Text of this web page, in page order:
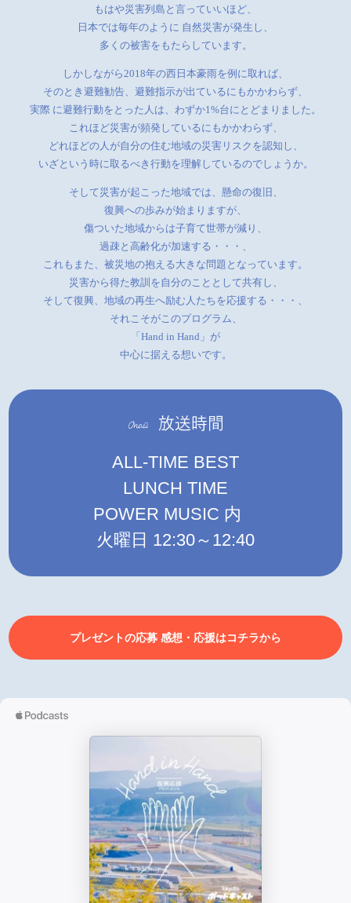
もはや災害列島と言っていいほど、
日本では毎年のように 自然災害が発生し、
多くの被害をもたらしています。
しかしながら2018年の西日本豪雨を例に取れば、
そのとき避難勧告、避難指示が出ているにもかかわらず、
実際 に避難行動をとった人は、わずか1%台にとどまりました。
これほど災害が頻発しているにもかかわらず、
どれほどの人が自分の住む地域の災害リスクを認知し、
いざという時に取るべき行動を理解しているのでしょうか。
そして災害が起こった地域では、懸命の復旧、
復興への歩みが始まりますが、
傷ついた地域からは子育て世帯が減り、
過疎と高齢化が加速する・・・、
これもまた、被災地の抱える大きな問題となっています。
災害から得た教訓を自分のこととして共有し、
そして復興、地域の再生へ励む人たちを応援する・・・、
それこそがこのプログラム、
「Hand in Hand」が
中心に据える想いです。
ALL-TIME BEST
LUNCH TIME
POWER MUSIC 内
火曜日 12:30～12:40
プレゼントの応募 感想・応援はコチラから